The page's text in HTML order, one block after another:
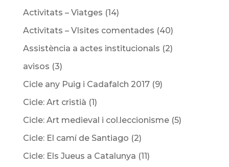
Activitats – Viatges (14)
Activitats – VIsites comentades (40)
Assistència a actes institucionals (2)
avisos (3)
Cicle any Puig i Cadafalch 2017(9)
Cicle: Art cristià (1)
Cicle: Art medieval i col.leccionisme(5)
Cicle: El camí de Santiago (2)
Cicle: Els Jueus a Catalunya (11)